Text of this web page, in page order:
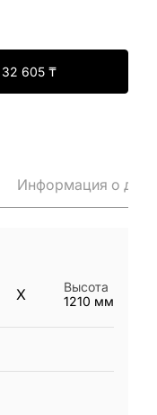
32 605₸
Информация о
X
Высота
1210 мм